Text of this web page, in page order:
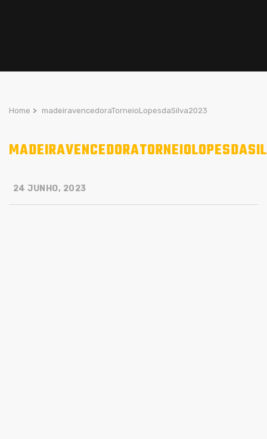
Home > madeiravencedoraTorneioLopesdaSilva2023
24 JUNHO, 2023